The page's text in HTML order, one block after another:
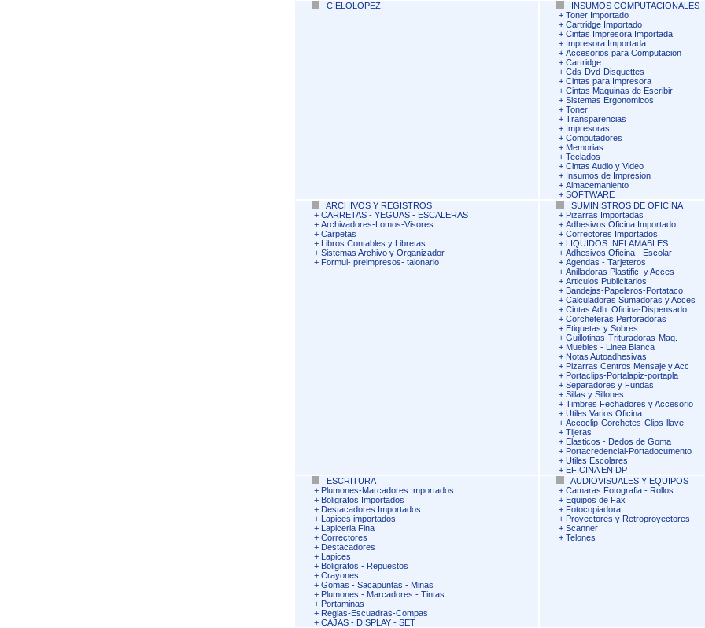
CIELOLOPEZ
INSUMOS COMPUTACIONALES
+ Toner Importado
+ Cartridge Importado
+ Cintas Impresora Importada
+ Impresora Importada
+ Accesorios para Computacion
+ Cartridge
+ Cds-Dvd-Disquettes
+ Cintas para Impresora
+ Cintas Maquinas de Escribir
+ Sistemas Ergonomicos
+ Toner
+ Transparencias
+ Impresoras
+ Computadores
+ Memorias
+ Teclados
+ Cintas Audio y Video
+ Insumos de Impresion
+ Almacemaniento
+ SOFTWARE
ARCHIVOS Y REGISTROS
+ CARRETAS - YEGUAS - ESCALERAS
+ Archivadores-Lomos-Visores
+ Carpetas
+ Libros Contables y Libretas
+ Sistemas Archivo y Organizador
+ Formul- preimpresos- talonario
SUMINISTROS DE OFICINA
+ Pizarras Importadas
+ Adhesivos Oficina Importado
+ Correctores Importados
+ LIQUIDOS INFLAMABLES
+ Adhesivos Oficina - Escolar
+ Agendas - Tarjeteros
+ Anilladoras Plastific. y Acces
+ Articulos Publicitarios
+ Bandejas-Papeleros-Portataco
+ Calculadoras Sumadoras y Acces
+ Cintas Adh. Oficina-Dispensado
+ Corcheteras Perforadoras
+ Etiquetas y Sobres
+ Guillotinas-Trituradoras-Maq.
+ Muebles - Linea Blanca
+ Notas Autoadhesivas
+ Pizarras Centros Mensaje y Acc
+ Portaclips-Portalapiz-portapla
+ Separadores y Fundas
+ Sillas y Sillones
+ Timbres Fechadores y Accesorio
+ Utiles Varios Oficina
+ Accoclip-Corchetes-Clips-llave
+ Tijeras
+ Elasticos - Dedos de Goma
+ Portacredencial-Portadocumento
+ Utiles Escolares
+ EFICINA EN DP
ESCRITURA
+ Plumones-Marcadores Importados
+ Boligrafos Importados
+ Destacadores Importados
+ Lapices importados
+ Lapiceria Fina
+ Correctores
+ Destacadores
+ Lapices
+ Boligrafos - Repuestos
+ Crayones
+ Gomas - Sacapuntas - Minas
+ Plumones - Marcadores - Tintas
+ Portaminas
+ Reglas-Escuadras-Compas
+ CAJAS - DISPLAY - SET
AUDIOVISUALES Y EQUIPOS
+ Camaras Fotografia - Rollos
+ Equipos de Fax
+ Fotocopiadora
+ Proyectores y Retroproyectores
+ Scanner
+ Telones